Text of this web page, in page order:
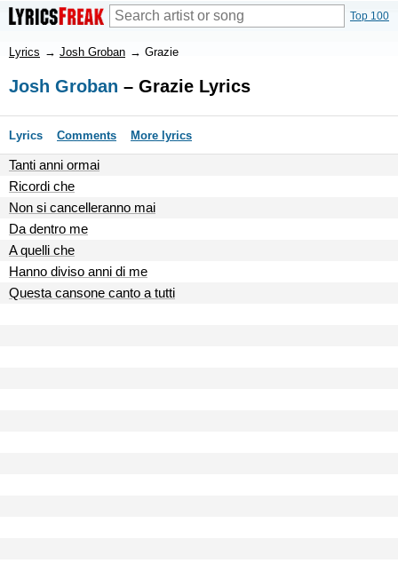
Top 100
Lyrics → Josh Groban → Grazie
Josh Groban – Grazie Lyrics
Lyrics Comments More lyrics
Tanti anni ormai
Ricordi che
Non si cancelleranno mai
Da dentro me
A quelli che
Hanno diviso anni di me
Questa cansone canto a tutti